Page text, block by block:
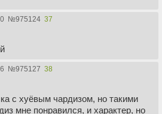
№975124 37
№975127 38
с хуёвым чардизом, но такими
мне понравился, и характер, но